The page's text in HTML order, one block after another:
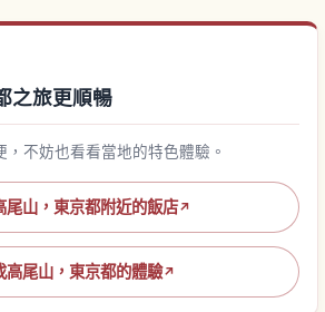
之旅更順暢
不妨也看看當地的特色體驗。
尾山，東京都附近的飯店↗
高尾山，東京都的體驗↗